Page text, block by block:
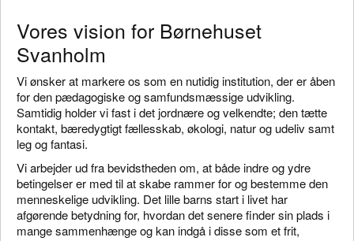
Vores vision for Børnehuset
Svanholm
Vi ønsker at markere os som en nutidig institution, der er åben
for den pædagogiske og samfundsmæssige udvikling.
Samtidig holder vi fast i det jordnære og velkendte; den tætte
kontakt, bæredygtigt fællesskab, økologi, natur og udeliv samt
leg og fantasi.
Vi arbejder ud fra bevidstheden om, at både indre og ydre
betingelser er med til at skabe rammer for og bestemme den
menneskelige udvikling. Det lille barns start i livet har
afgørende betydning for, hvordan det senere finder sin plads i
mange sammenhænge og kan indgå i disse som et frit,